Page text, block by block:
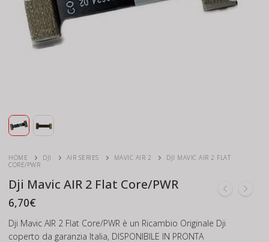
HOME DJI AIR SERIES MAVIC AIR 2
DJI MAVIC AIR 2 FLAT
CORE/PWR
Dji Mavic AIR 2 Flat Core/PWR
6,70€
Dji Mavic AIR 2 Flat Core/PWR è un Ricambio Originale Dji
coperto da garanzia Italia, DISPONIBILE IN PRONTA